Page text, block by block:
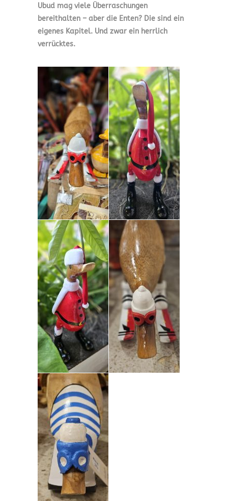
Ubud mag viele Überraschungen
bereithalten – aber die Enten? Die sind ein
eigenes Kapitel. Und zwar ein herrlich
verrücktes.